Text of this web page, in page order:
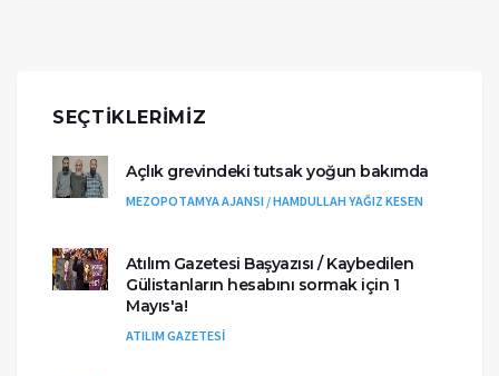
SEÇTIKLERIMIZ
Açlık grevindeki tutsak yoğun bakımda
MEZOPOTAMYA AJANSI / HAMDULLAH YAĞIZ KESEN
Atılım Gazetesi Başyazısı / Kaybedilen
Gülistanların hesabını sormak için 1
Mayıs'a!
ATILIM GAZETESİ